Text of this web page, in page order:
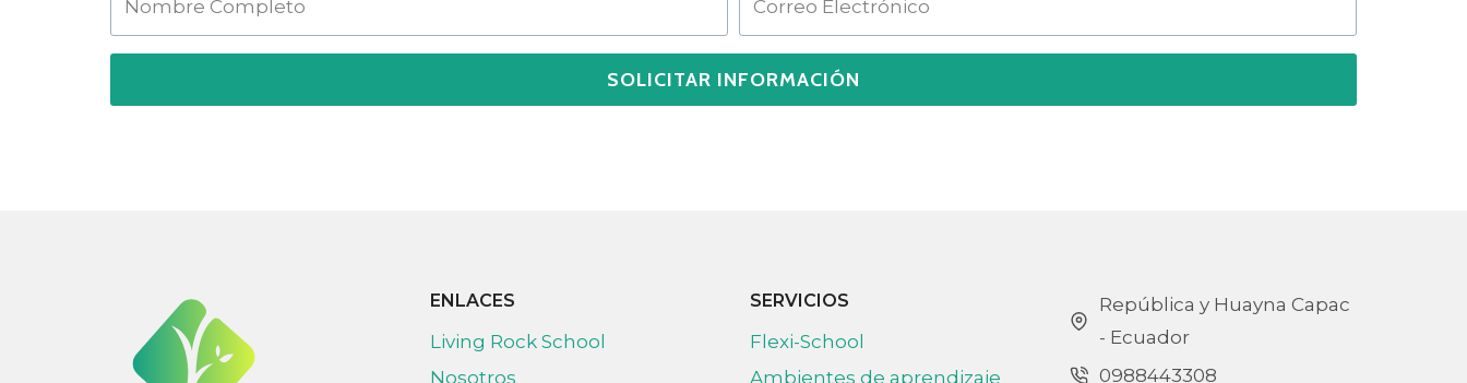
SOLICITAR INFORMACIÓN
ENLACES
Living Rock School
Nosotros
SERVICIOS
Flexi-School
Ambientes de aprendizaje
República y Huayna Capac
- Ecuador
0988443308